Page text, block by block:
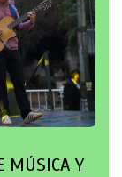
MÚSICA Y